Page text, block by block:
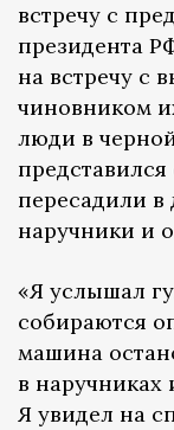
встречу с
президента
на встречу с
чиновником
люди в
пересадили
наручники и
«Я услышал
собираются
машина
в наручниках
Я увидел на